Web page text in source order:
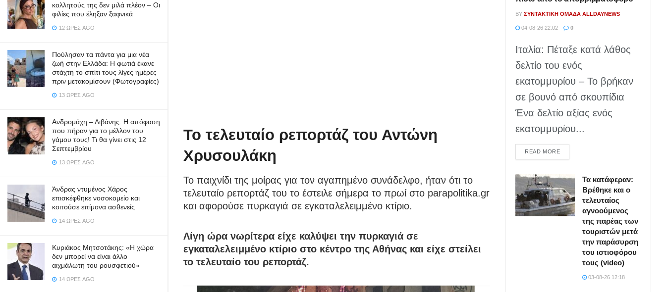
κολλητούς της δεν μιλά πλέον – Οι
φιλίες που έληξαν ξαφνικά
12 ΏΡΕΣ AGO
Πούλησαν τα πάντα για μια νέα
ζωή στην Ελλάδα: Η φωτιά έκανε
στάχτη το σπίτι τους λίγες ημέρες
πριν μετακομίσουν (Φωτογραφίες)
13 ΏΡΕΣ AGO
Ανδρομάχη – Λιβάνης: Η απόφαση
που πήραν για το μέλλον του
γάμου τους! Τι θα γίνει στις 12
Σεπτεμβρίου
13 ΏΡΕΣ AGO
Άνδρας ντυμένος Χάρος
επισκέφθηκε νοσοκομείο και
κοιτούσε επίμονα ασθενείς
14 ΏΡΕΣ AGO
Κυριάκος Μητσοτάκης: «Η χώρα
δεν μπορεί να είναι άλλο
αιχμάλωτη του ρουσφετιού»
14 ΏΡΕΣ AGO
Το τελευταίο ρεπορτάζ του Αντώνη
Χρυσουλάκη
Το παιχνίδι της μοίρας για τον αγαπημένο συνάδελφο, ήταν ότι το
τελευταίο ρεπορτάζ του το έστειλε σήμερα το πρωί στο parapolitika.gr
και αφορούσε πυρκαγιά σε εγκαταλελειμμένο κτίριο.
Λίγη ώρα νωρίτερα είχε καλύψει την πυρκαγιά σε
εγκαταλελειμμένο κτίριο στο κέντρο της Αθήνας και είχε στείλει
το τελευταίο του ρεπορτάζ.
BY ΣΥΝΤΑΚΤΙΚΉ ΟΜΆΔΑ ALLDAYNEWS
04-08-26 22:02 0
Ιταλία: Πέταξε κατά λάθος
δελτίο του ενός
εκατομμυρίου – Το βρήκαν
σε βουνό από σκουπίδια
Ένα δελτίο αξίας ενός
εκατομμυρίου...
READ MOREDETAILS
Τα κατάφεραν:
Βρέθηκε και ο
τελευταίος
αγνοούμενος
της παρέας των
τουριστών μετά
την παράσυρση
του ιστιοφόρου
τους (video)
03-08-26 12:18